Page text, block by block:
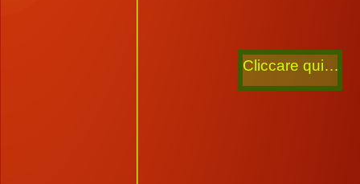
Cliccare qui…